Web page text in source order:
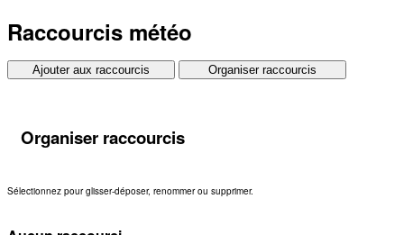
Raccourcis météo
Ajouter aux raccourcis Organiser raccourcis
Organiser raccourcis
Sélectionnez pour glisser-déposer, renommer ou supprimer.